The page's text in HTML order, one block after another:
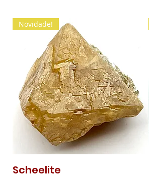
Novidade!
Scheelite